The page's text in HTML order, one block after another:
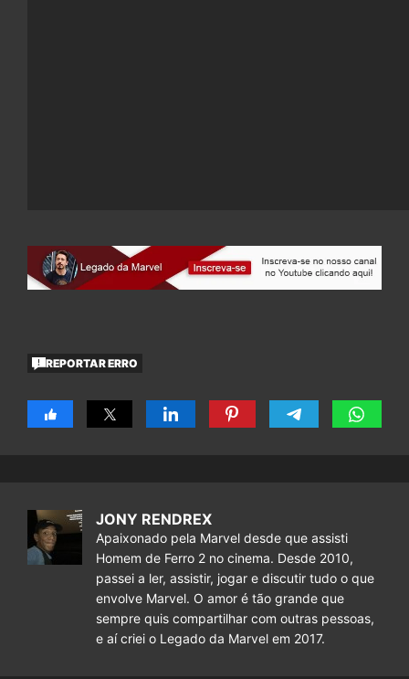
REPORTAR ERRO
JONY RENDREX
Apaixonado pela Marvel desde que assisti
Homem de Ferro 2 no cinema. Desde 2010,
passei a ler, assistir, jogar e discutir tudo o que
envolve Marvel. O amor é tão grande que
sempre quis compartilhar com outras pessoas,
e aí criei o Legado da Marvel em 2017.